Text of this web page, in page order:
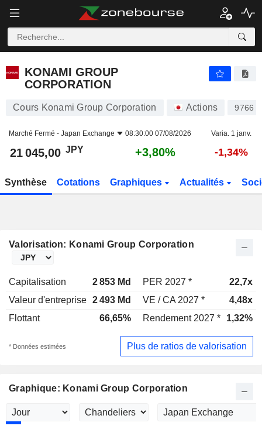
KONAMI GROUP
CORPORATION
Cours Konami Group Corporation Actions 9766
Marché Fermé - Japan Exchange 08:30:00 07/08/2026 Varia. 1 janv.
21 045,00 JPY +3,80% -1,34%
Synthèse Cotations Graphiques Actualités
Valorisation: Konami Group Corporation
Capitalisation 2 853 Md PER 2027 *
22,7x
Valeur d'entreprise 2 493 Md VE / CA 2027 *
4,48x
Flottant
66,65% Rendement 2027 * 1,32%
* Données estimées Plus de ratios de valorisation
Graphique: Konami Group Corporation